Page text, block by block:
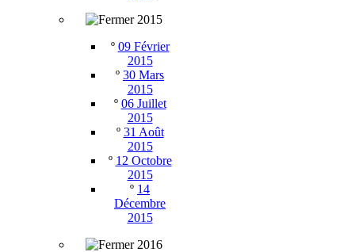
2015
º 09 Février
2015
º 30 Mars
2015
º 06 Juillet
2015
º 31 Août
2015
º 12 Octobre
2015
º 14
Décembre
2015
2016